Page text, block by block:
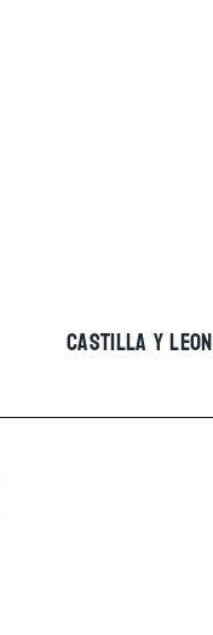
CASTILLA Y LEON